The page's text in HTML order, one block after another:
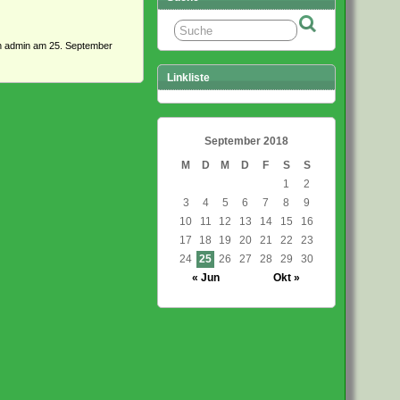
admin am 25. September
Linkliste
September 2018
M
D M D F S S
« Jun Okt »
1
2
3
4 5 6 7 8
9
10
11 12 13 14 15
16
17
18 19 20 21 22
23
24 25 26 27 28 29 30